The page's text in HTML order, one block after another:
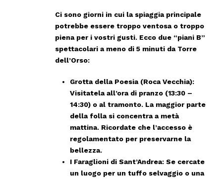
Ci sono giorni in cui la spiaggia principale
potrebbe essere troppo ventosa o troppo
piena per i vostri gusti. Ecco due “piani B”
spettacolari a meno di 5 minuti da Torre
dell’Orso:
Grotta della Poesia (Roca Vecchia):
Visitatela all’ora di pranzo (13:30 –
14:30) o al tramonto. La maggior parte
della folla si concentra a metà
mattina. Ricordate che l’accesso è
regolamentato per preservarne la
bellezza.
I Faraglioni di Sant’Andrea: Se cercate
un luogo per un tuffo selvaggio o una